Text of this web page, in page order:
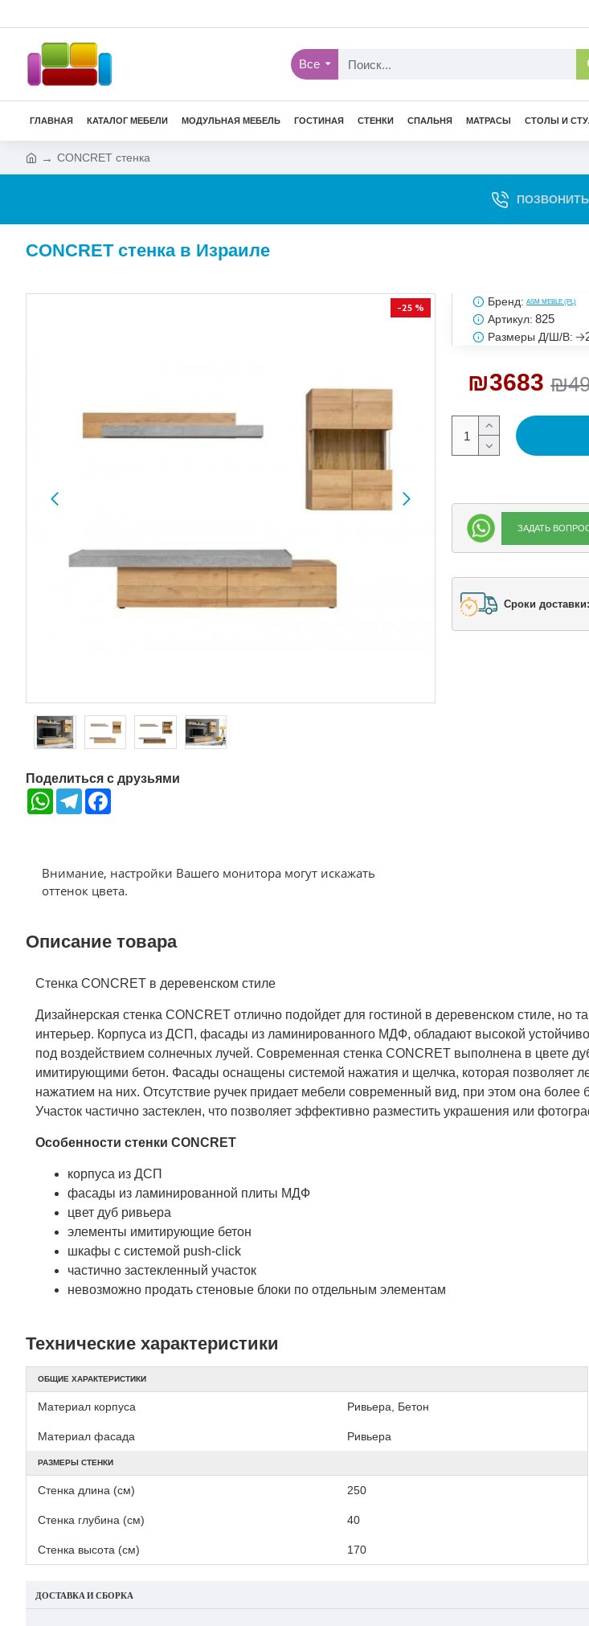
Все
ГЛАВНАЯ КАТАЛОГ МЕБЕЛИ МОДУЛЬНАЯ МЕБЕЛЬ ГОСТИНАЯ СТЕНКИ СПАЛЬНЯ МАТРАСЫ СТОЛЫ И
CONCRET стенка
ПОЗВОНИТЬ
CONCRET стенка в Израиле
-25 %
Поделиться с друзьями
WhatsAppTelegram
Внимание, настройки Вашего монитора могут искажать
оттенок цвета.
₪3683
Бренд: ASM MEBLE (PL)
Артикул: 825
Размеры Д/Ш/В:
ЗАДАТЬ ВОПРОС
Сроки
Описание товара
Стенка CONCRET в деревенском стиле
Дизайнерская стенка CONCRET отлично подойдет для гостиной в деревенском стиле, но
интерьер. Корпуса из ДСП, фасады из ламинированного МДФ, обладают высокой
под воздействием солнечных лучей. Современная стенка CONCRET выполнена в цвете
имитирующими бетон. Фасады оснащены системой нажатия и щелчка, которая позволяет
нажатием на них. Отсутствие ручек придает мебели современный вид, при этом она более
Участок частично застеклен, что позволяет эффективно разместить украшения или
Особенности стенки CONCRET
корпуса из ДСП
фасады из ламинированной плиты МДФ
цвет дуб ривьера
элементы имитирующие бетон
шкафы с системой push-click
частично застекленный участок
невозможно продать стеновые блоки по отдельным элементам
Технические характеристики
ОБЩИЕ ХАРАКТЕРИСТИКИ
Материал корпуса Ривьера, Бетон
Материал фасада Ривьера
РАЗМЕРЫ СТЕНКИ
Стенка длина (см) 250
Стенка глубина (см) 40
Стенка высота (см) 170
ДОСТАВКА И СБОРКА